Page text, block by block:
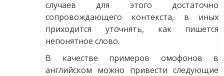
случаев для этого достаточно
сопровождающего контекста, в иных
приходится уточнять, как пишется
непонятное слово.
В качестве примеров омофонов в
английском можно привести следующие